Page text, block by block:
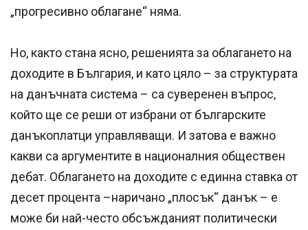
„прогресивно облагане“ няма.
Но, както стана ясно, решенията за облагането на
доходите в България, и като цяло – за структурата
на данъчната система – са суверенен въпрос,
който ще се реши от избрани от българските
данъкоплатци управляващи. И затова е важно
какви са аргументите в националния обществен
дебат. Облагането на доходите с единна ставка от
десет процента –наричано „плосък“ данък – е
може би най-често обсъжданият политически